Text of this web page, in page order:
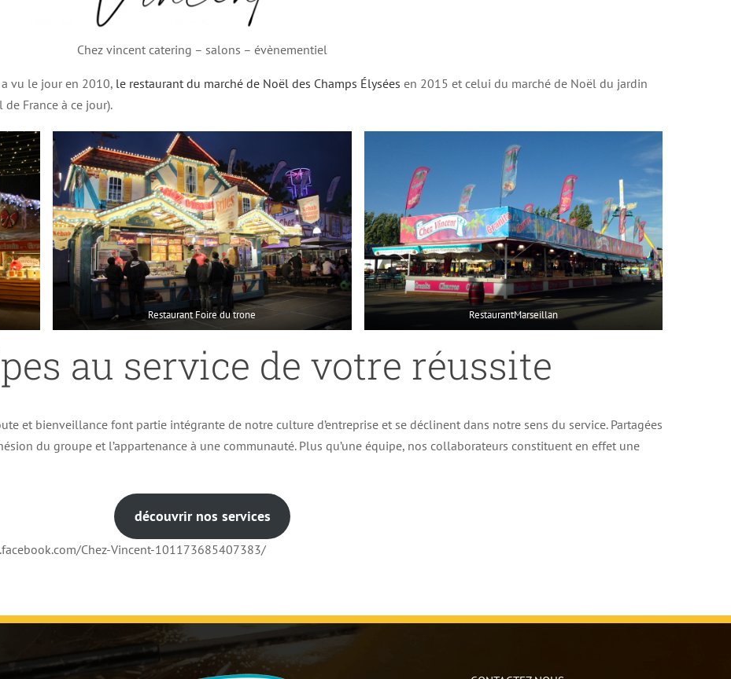
Chez vincent catering – salons – évènementiel
a vu le jour en 2010, le restaurant du marché de Noël des Champs Élysées en 2015 et celui du marché de Noël du jardin
France à ce jour).
Restaurant Foire du trone RestaurantMarseillan
au service de votre réussite
et bienveillance font partie intégrante de notre culture d’entreprise et se déclinent dans notre sens du service. Partagées
du groupe et l’appartenance à une communauté. Plus qu’une équipe, nos collaborateurs constituent en effet une
découvrir nos services
Chez-Vincent-101173685407383/